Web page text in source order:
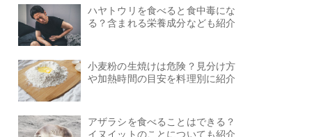
ハヤトウリを食べると食中毒にな
る？含まれる栄養成分なども紹介
小麦粉の生焼けは危険？見分け方
や加熱時間の目安を料理別に紹介
アザラシを食べることはできる？
イヌイットのことについても紹介